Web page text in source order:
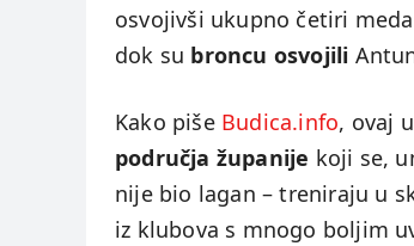
osvojivši ukupno četiri
dok su broncu osvojili
Kako piše Budica.info, ovaj
područja županije koji se,
nije bio lagan – treniraju u
iz klubova s mnogo boljim